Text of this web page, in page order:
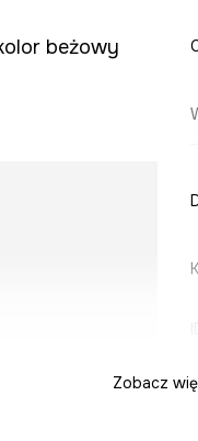
beżowy
Zobacz